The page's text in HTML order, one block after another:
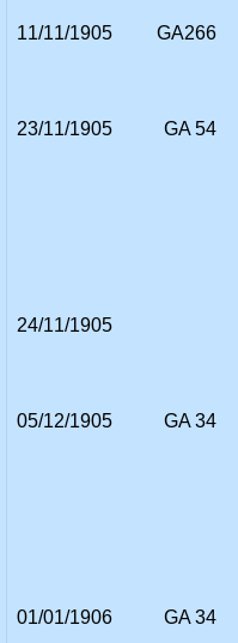
GA266
11/11/1905
GA 54
23/11/1905
24/11/1905
GA 34
05/12/1905
GA 34
01/01/1906